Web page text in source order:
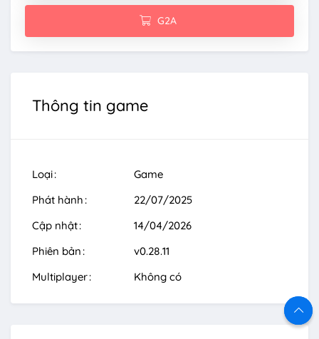
G2A
Thông tin game
Loại
Game
Phát hành
22/07/2025
Cập nhật
14/04/2026
Phiên bản
v0.28.11
Multiplayer
Không có